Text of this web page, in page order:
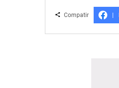
Compatir